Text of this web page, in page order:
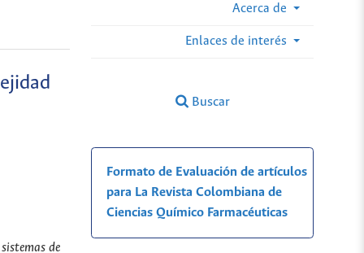
Acerca de
Enlaces de interés
Buscar
de
Formato de Evaluación de artículos
para La Revista Colombiana de
Ciencias Químico Farmacéuticas